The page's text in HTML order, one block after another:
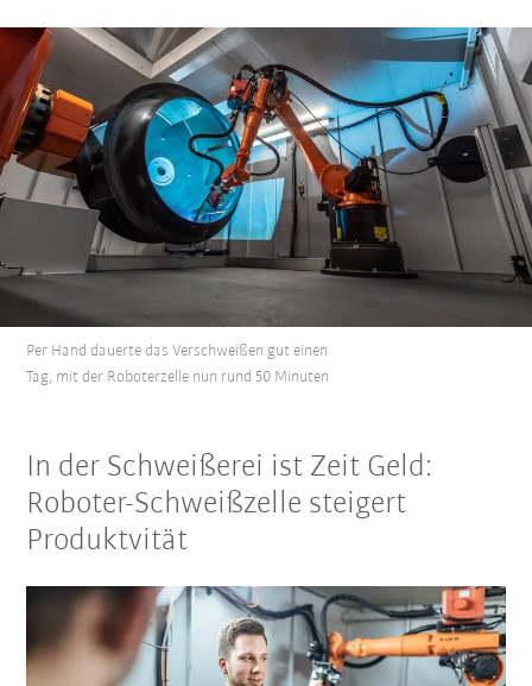
Per Hand dauerte das Verschweißen gut einen
Tag, mit der Roboterzelle nun rund 50 Minuten
In der Schweißerei ist Zeit Geld:
Roboter-Schweißzelle steigert
Produktvität